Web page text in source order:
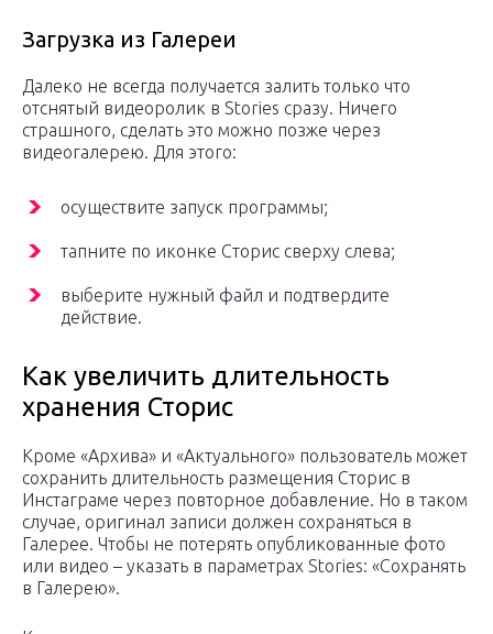
Загрузка из Галереи
Далеко не всегда получается залить только что
отснятый видеоролик в Stories сразу. Ничего
страшного, сделать это можно позже через
видеогалерею. Для этого:
осуществите запуск программы;
тапните по иконке Сторис сверху слева;
выберите нужный файл и подтвердите
действие.
Как увеличить длительность
хранения Сторис
Кроме «Архива» и «Актуального» пользователь может
сохранить длительность размещения Сторис в
Инстаграме через повторное добавление. Но в таком
случае, оригинал записи должен сохраняться в
Галерее. Чтобы не потерять опубликованные фото
или видео – указать в параметрах Stories: «Сохранять
в Галерею».